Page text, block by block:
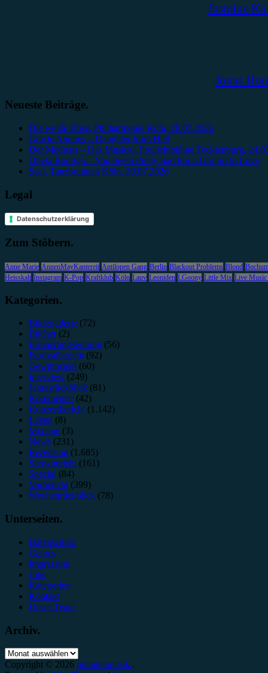
Jasmine
Jonas
Neueste Beiträge.
Die weiße Rose, Philharmonie Köln, 28.07.2026
Gracie Abrams – Daughter from Hell
Der Medicus – Das Musical, Freilichtbühne Tecklenburg,
Olivia Rodrigo – You Seem Pretty Sad For a Girl So In Love
Seal, Tanzbrunnen Köln, 20.07.2026
Legal
Datenschutzerklärung
Zum Stöbern.
Anne Marie AnnenMayKantereit Antilopen Gang Berlin Blackout Problems Blond
Heisskalt Instagram K-Pop Kraftklub Köln Lauv Leoniden LGoony Little Mix Live
Kategorien.
Bildergalerie (72)
Bücher(2)
Erinnerungswürdig (56)
Festivalbericht(92)
Gewinnspiel (60)
Interview (249)
Jahresrückblick (81)
Kommentar(42)
Konzertbericht(1.142)
Leben (8)
Mixtape (3)
News (231)
Rezension (1.685)
Showbericht(161)
Special (84)
Vorbericht(399)
Wochenrückblick (78)
Unterseiten.
Datenschutz
Genres
Impressum
Jobs
Kategorien
Kontakt
Unser Team
Archiv.
Archiv.
Copyright © 2026 minutenmusik..